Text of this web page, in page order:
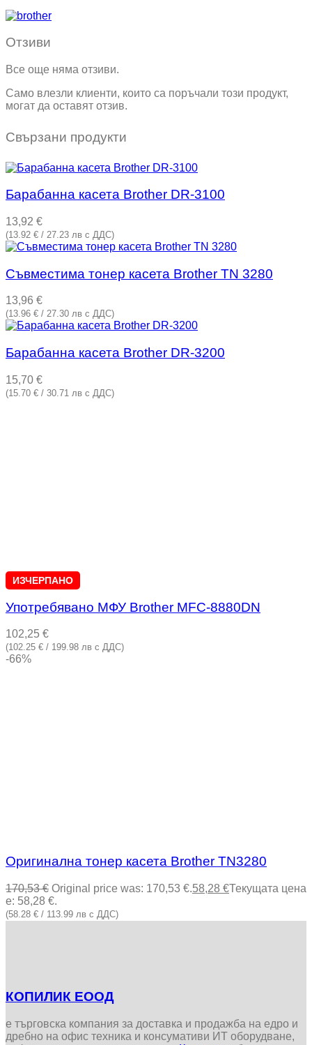
Отзиви
Все още няма отзиви.
Само влезли клиенти, които са поръчали този продукт,
могат да оставят отзив.
Свързани продукти
Барабанна касета Brother DR-3100
13,92 €
(13.92 € / 27.23 лв с ДДС)
Съвместима тонер касета Brother TN 3280
13,96 €
(13.96 € / 27.30 лв с ДДС)
Барабанна касета Brother DR-3200
15,70 €
(15.70 € / 30.71 лв с ДДС)
ИЗЧЕРПАНО
Употребявано МФУ Brother MFC-8880DN
102,25 €
(102.25 € / 199.98 лв с ДДС)
-66%
Оригинална тонер касета Brother TN3280
170,53€ Original price was: 170,53 €.58,28 €Текущата цена
е: 58,28 €.
(58.28 € / 113.99 лв с ДДС)
КОПИЛИК ЕООД
е търговска компания за доставка и продажба на едро и
дребно на офис техника и консумативи ИТ оборудване,